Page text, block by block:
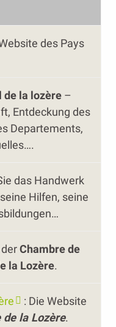
des Pays
de la lozère–
Entdeckung des
Departements,
das Handwerk
Hilfen, seine
Chambre de
la Lozère.
: Die Website
de la Lozère.